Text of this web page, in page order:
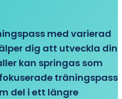
med varierad
dig att utveckla din
kan springas som
träningspass
del i ett längre